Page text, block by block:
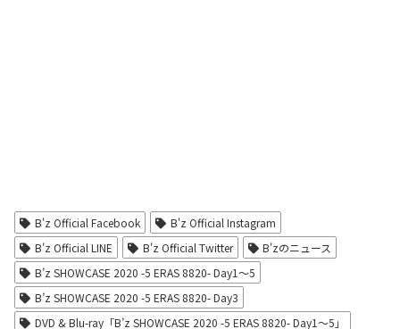
B'z Official Facebook
B'z Official Instagram
B'z Official LINE
B'z Official Twitter
B'zのニュース
B’z SHOWCASE 2020 -5 ERAS 8820- Day1〜5
B’z SHOWCASE 2020 -5 ERAS 8820- Day3
DVD & Blu-ray「B’z SHOWCASE 2020 -5 ERAS 8820- Day1～5」